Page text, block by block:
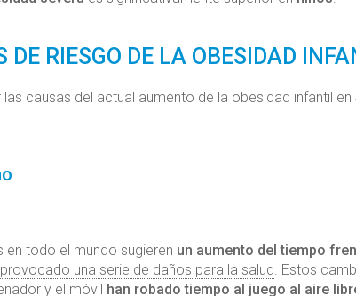
DE RIESGO DE LA OBESIDAD
causas del actual aumento de la obesidad infantil en
en todo el mundo sugieren un aumento del tiempo
provocado una serie de daños para la salud . Estos
y el móvil han robado tiempo al juego al aire